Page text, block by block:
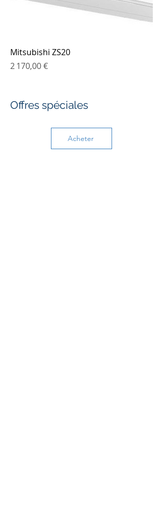
Mitsubishi ZS20
Prix
2 170,00 €
Offres spéciales
Acheter